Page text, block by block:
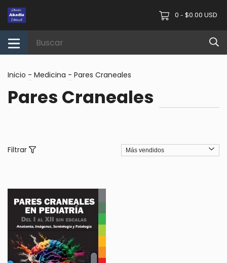
0 - $0.00 USD
Inicio - Medicina - Pares Craneales
Pares Craneales
Filtrar